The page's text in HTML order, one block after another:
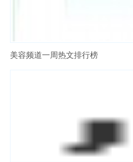
美容频道一周热文排行榜